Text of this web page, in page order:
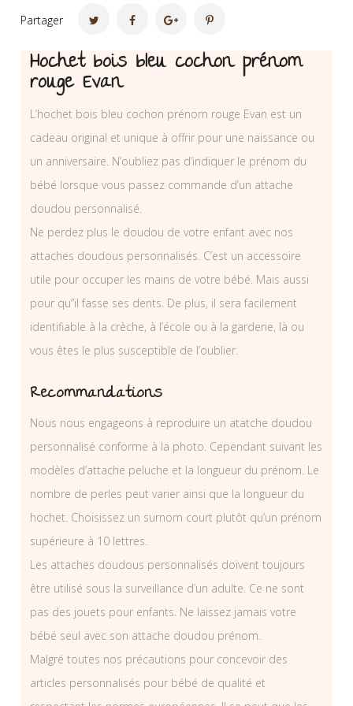
Partager
Hochet bois bleu cochon prénom
rouge Evan
L’hochet bois bleu cochon prénom rouge Evan est un
cadeau original et unique à offrir pour une naissance ou
un anniversaire. N’oubliez pas d’indiquer le prénom du
bébé lorsque vous passez commande d’un attache
doudou personnalisé.
Ne perdez plus le doudou de votre enfant avec nos
attaches doudous personnalisés. C’est un accessoire
utile pour occuper les mains de votre bébé. Mais aussi
pour qu”il fasse ses dents. De plus, il sera facilement
identifiable à la crèche, à l’école ou à la garderie, là ou
vous êtes le plus susceptible de l’oublier.
Recommandations
Nous nous engageons à reproduire un atatche doudou
personnalisé conforme à la photo. Cependant suivant les
modèles d’attache peluche et la longueur du prénom. Le
nombre de perles peut varier ainsi que la longueur du
hochet. Choisissez un surnom court plutôt qu’un prénom
supérieure à 10 lettres.
Les attaches doudous personnalisés doivent toujours
être utilisé sous la surveillance d’un adulte. Ce ne sont
pas des jouets pour enfants. Ne laissez jamais votre
bébé seul avec son attache doudou prénom.
Malgré toutes nos précautions pour concevoir des
articles personnalisés pour bébé de qualité et